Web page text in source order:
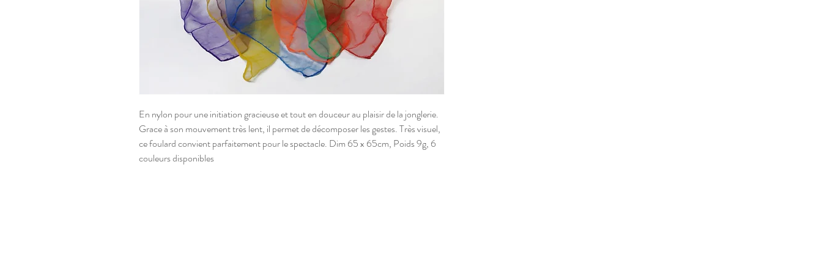
En nylon pour une initiation gracieuse et tout en douceur au plaisir de la jonglerie.
Grace à son mouvement très lent, il permet de décomposer les gestes. Très visuel,
ce foulard convient parfaitement pour le spectacle. Dim 65 x 65cm, Poids 9g, 6
couleurs disponibles